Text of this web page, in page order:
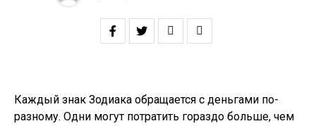
Каждый знак Зодиака обращается с деньгами по-
разному. Одни могут потратить гораздо больше, чем